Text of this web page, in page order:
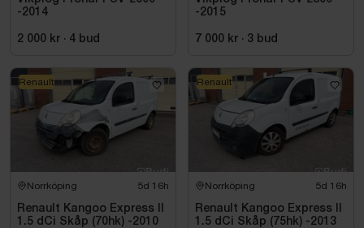
-2014
2 000 kr · 4 bud
-2015
7 000 kr · 3 bud
Norrköping 5d 16h
Renault Kangoo Express II
1.5 dCi Skåp (70hk) -2010
Renault
Norrköping 5d 16h
Renault Kangoo Express II
1.5 dCi Skåp (75hk) -2013
Renault